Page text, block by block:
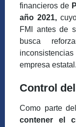
financieros de
año 2021,
FMI antes de
busca
empresa estatal.
Control
Como parte
contener el